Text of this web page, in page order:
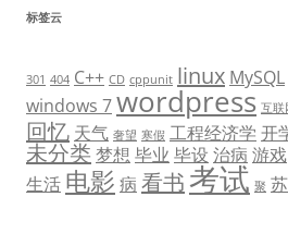
标签云
301 404 C++ CD cppunit linux MySQL
windows 7wordpress 互联
回忆 天气 奢望 寒假 工程经济学 开
未分类 梦想 毕业 毕设 治病 游戏
生活 电影 病 看书 考试 聚